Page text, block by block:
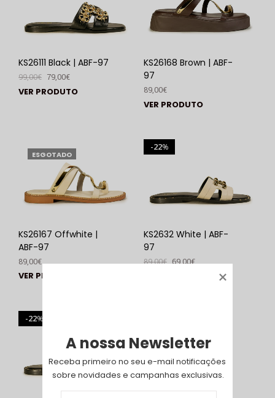
KS26111 Black | ABF-97
99,00€ 79,00€
VER PRODUTO
KS26168 Brown | ABF-
97
89,00€
VER PRODUTO
ESGOTADO
KS26167 Offwhite |
ABF-97
89,00€
VER PRODUTO
%
22
KS2632 White | ABF-
97
89,00€ 69,00€
%
22
A nossa Newsletter
Receba primeiro no seu e-mail notificações
sobre novidades e campanhas exclusivas.